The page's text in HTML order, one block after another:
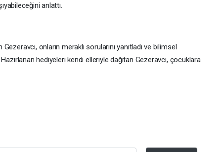
anlattı.
onların meraklı sorularını yanıtladı ve bilimsel
hediyeleri kendi elleriyle dağıtan Gezeravcı, çocuklara